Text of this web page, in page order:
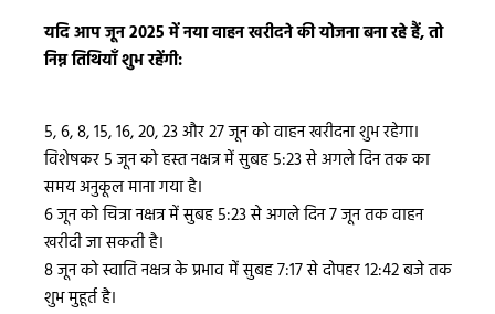
यदि आप जून 2025 में नया वाहन खरीदने की योजना बना रहे हैं, तो
निम्न तिथियाँ शुभ रहेंगी:
5, 6, 8, 15, 16, 20, 23 और 27 जून को वाहन खरीदना शुभ रहेगा।
विशेषकर 5 जून को हस्त नक्षत्र में सुबह 5:23 से अगले दिन तक का
समय अनुकूल माना गया है।
6 जून को चित्रा नक्षत्र में सुबह 5:23 से अगले दिन 7 जून तक वाहन
खरीदी जा सकती है।
8 जून को स्वाति नक्षत्र के प्रभाव में सुबह 7:17 से दोपहर 12:42 बजे तक
शुभ मुहूर्त है।